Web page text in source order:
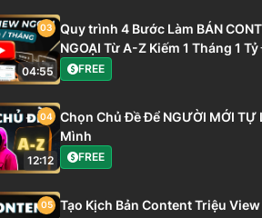
03
04:55
Quy trình 4 Bước Làm BÁN
NGOẠI Từ A-Z Kiếm 1 Tháng 1
FREE
04
12:12
Chọn Chủ Đề Để NGƯỜI MỚI TỰ
Mình
FREE
05
Tạo Kịch Bản Content Triệu View